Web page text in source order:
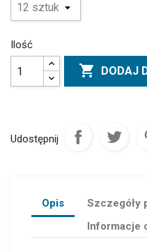
Ilość
 DODAJ
Udostępnij
Opis Szczegóły
Informacje